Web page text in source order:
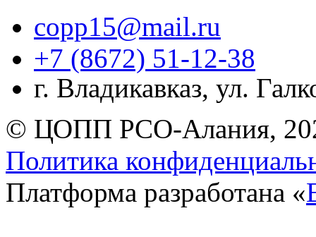
copp15@mail.ru
+7 (8672) 51-12-38
г. Владикавказ, ул.
© ЦОПП РСО-Алания,
Политика
Платформа разработана «